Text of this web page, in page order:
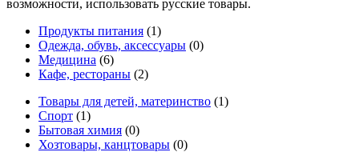
возможности, использовать русские товары.
Продукты питания (1)
Одежда, обувь, аксессуары (0)
Медицина (6)
Кафе, рестораны (2)
Товары для детей, материнство (1)
Спорт (1)
Бытовая химия (0)
Хозтовары, канцтовары (0)